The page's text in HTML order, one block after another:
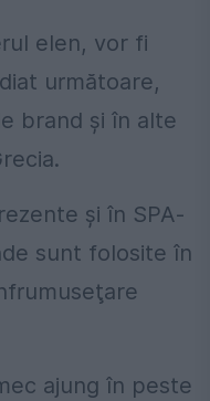
elen, vor fi
următoare,
brand şi în alte
şi în SPA-
sunt folosite în
ajung în peste